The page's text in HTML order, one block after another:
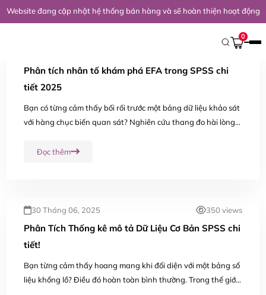
Website đang cập nhật hệ thống bán hàng và sẽ hoàn thiện hoạt động
0
Trang Chủ / Kiến Thức Nghiên Cứu / SPSS
Phân tích nhân tố khám phá EFA trong SPSS chi
tiết 2025
Bạn có từng cảm thấy bối rối trước một bảng dữ liệu khảo sát
với hàng chục biến quan sát? Nghiên cứu thang đo hài lòng
18 câu hỏi – tất cả...
Đọc thêm
30 Tháng 06, 2025 350 views
Phân Tích Thống kê mô tả Dữ Liệu Cơ Bản SPSS chi
tiết!
Bạn từng cảm thấy hoang mang khi đối diện với một bảng số
liệu khổng lồ? Điều đó hoàn toàn bình thường. Trong thế giới